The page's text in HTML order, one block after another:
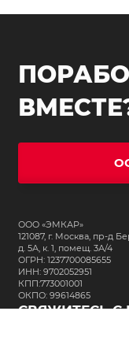
ООО «ЭМКАР»
121087, г. Москва, пр-д
д. 5А, к. 1, помещ. 3А/4
ОГРН: 1237700085655
ИНН: 9702052951
КПП:773001001
ОКПО: 99614865
СВЯЖИТЕСЬ С